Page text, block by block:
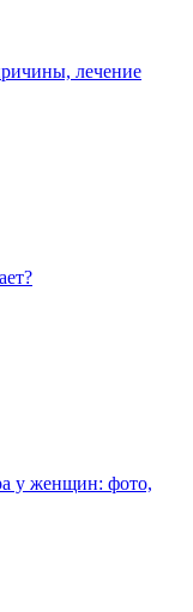
лечение
у женщин: фото,